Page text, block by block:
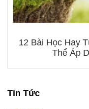
12 Bài Học Hay
Thể Áp
Tin Tức